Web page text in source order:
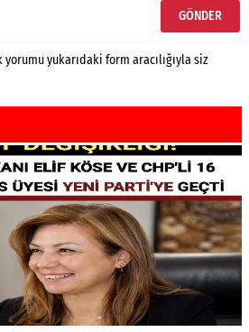
yorumu yukarıdaki form aracılığıyla siz